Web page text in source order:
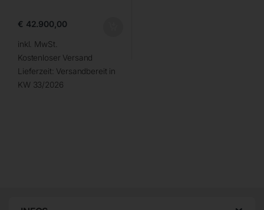
€ 42.900,00
inkl. MwSt.
Kostenloser Versand
Lieferzeit: Versandbereit in
KW 33/2026